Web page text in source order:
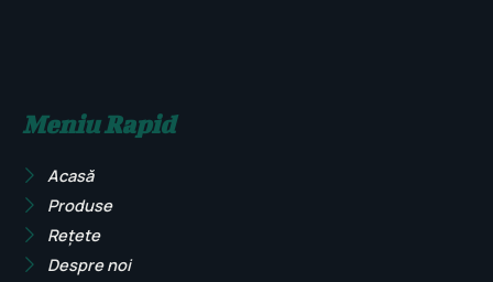
Meniu Rapid
Acasă
Produse
Rețete
Despre noi